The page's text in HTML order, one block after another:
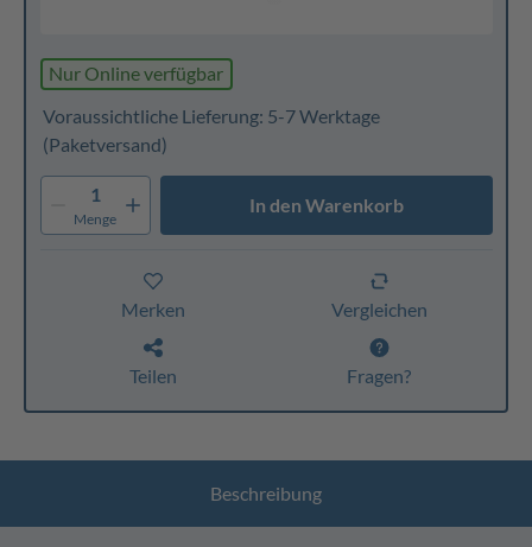
Nur Online verfügbar
Voraussichtliche Lieferung: 5-7 Werktage
(Paketversand)
1
Menge
In den Warenkorb
Merken Vergleichen
Teilen Fragen?
Beschreibung